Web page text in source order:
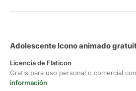
Adolescente Icono animado
Licencia de Flaticon
Gratis para uso personal o comercial
información